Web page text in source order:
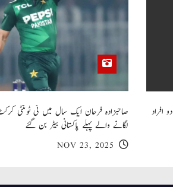
افراد
لگانے والے پہلے پاکستانی بیٹر بن گئے
NOV 23, 2025